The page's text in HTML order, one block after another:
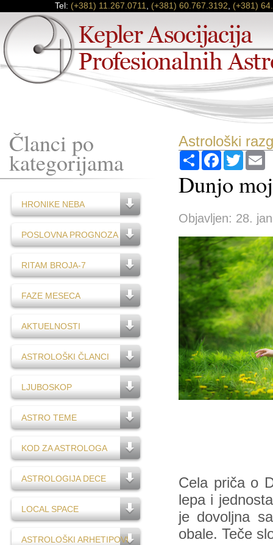
Tel: (+381) 11.267.0711 (+381) 60.767.3192 (+381)
Članci po
kategorijama
HRONIKE NEBA
POSLOVNA PROGNOZA
RITAM BROJA-7
FAZE MESECA
AKTUELNOSTI
ASTROLOŠKI ČLANCI
LJUBOSKOP
ASTRO TEME
KOD ZA ASTROLOGA
ASTROLOGIJA DECE
LOCAL SPACE
ASTROLOŠKI ARHETIPOVI
Astrološki
PodijeliFacebook
Twitter
Dunjo
Objavljen: 28.
Cela priča o
lepa i
je dovoljna
obale. Teče